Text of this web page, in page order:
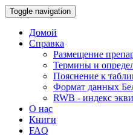
Toggle navigation
Домой
Справка
Размещение
Термины и
Пояснение к
Формат данных
RWB - индекс
О нас
Книги
FAQ